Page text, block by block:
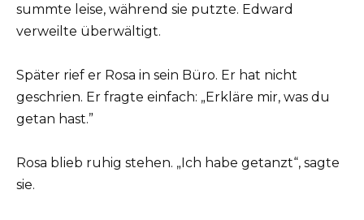
summte leise, während sie putzte. Edward
verweilte überwältigt.
Später rief er Rosa in sein Büro. Er hat nicht
geschrien. Er fragte einfach: „Erkläre mir, was du
getan hast.”
Rosa blieb ruhig stehen. „Ich habe getanzt“, sagte
sie.